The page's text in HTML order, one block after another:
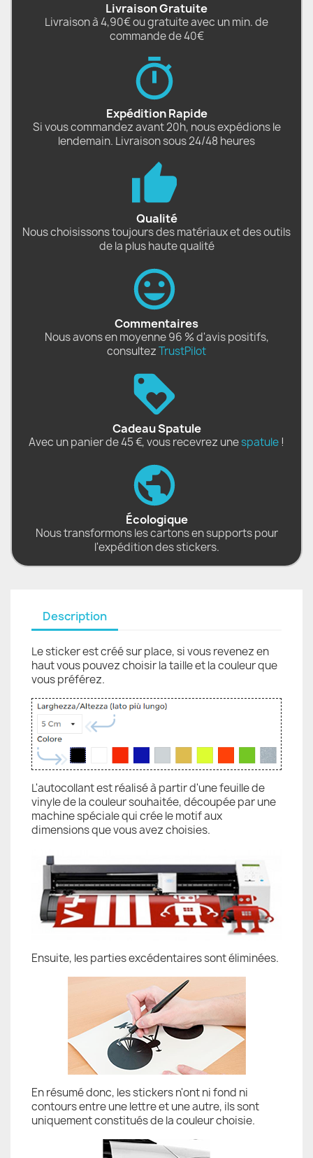
Livraison Gratuite
Livraison à 4,90€ ou gratuite avec un min. de
commande de 40€
Expédition Rapide
Si vous commandez avant 20h, nous expédions le
lendemain. Livraison sous 24/48 heures
Qualité
Nous choisissons toujours des matériaux et des outils
de la plus haute qualité
Commentaires
Nous avons en moyenne 96 % d'avis positifs,
consultezTrustPilot
Cadeau Spatule
Avec un panier de 45 €, vous recevrez unespatule !
Écologique
Nous transformons les cartons en supports pour
l'expédition des stickers.
Description
Le sticker est créé sur place, si vous revenez en
haut vous pouvez choisir la taille et la couleur que
vous préférez.
L'autocollant est réalisé à partir d'une feuille de
vinyle de la couleur souhaitée, découpée par une
machine spéciale qui crée le motif aux
dimensions que vous avez choisies.
Ensuite, les parties excédentaires sont éliminées.
En résumé donc, les stickers n'ont ni fond ni
contours entre une lettre et une autre, ils sont
uniquement constitués de la couleur choisie.